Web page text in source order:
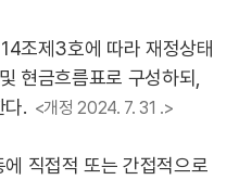
14조제3호에 따라 재정상태
현금흐름표로 구성하되,
다. <개정 2024. 7. 31 .>
직접적 또는 간접적으로